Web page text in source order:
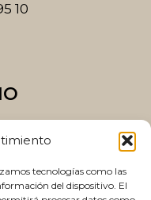
tecnologías como las
del dispositivo. El
10
a 20:00